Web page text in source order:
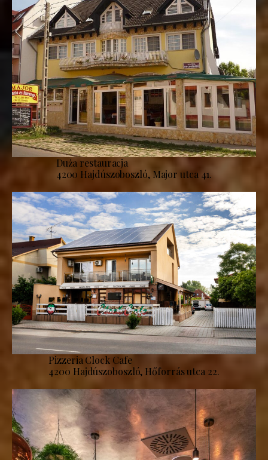
Duża restauracja
4200 Hajdúszoboszló, Major utca 41.
Pizzeria Clock Cafe
4200 Hajdúszoboszló, Hőforrás utca 22.